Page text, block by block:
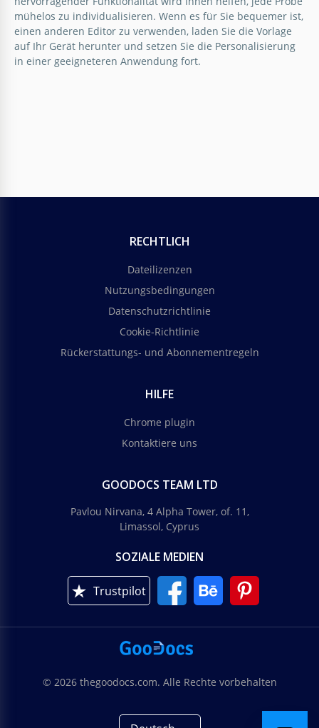
mühelos zu individualisieren. Wenn es für Sie bequemer ist,
einen anderen Editor zu verwenden, laden Sie die Vorlage
auf Ihr Gerät herunter und setzen Sie die Personalisierung
in einer geeigneteren Anwendung fort.
RECHTLICH
Dateilizenzen
Nutzungsbedingungen
Datenschutzrichtlinie
Cookie-Richtlinie
Rückerstattungs- und Abonnementregeln
HILFE
Chrome plugin
Kontaktiere uns
GOODOCS TEAM LTD
Pavlou Nirvana, 4 Alpha Tower, of. 11,
Limassol, Cyprus
SOZIALE MEDIEN
Trustpilot
© 2026 thegoodocs.com. Alle Rechte vorbehalten